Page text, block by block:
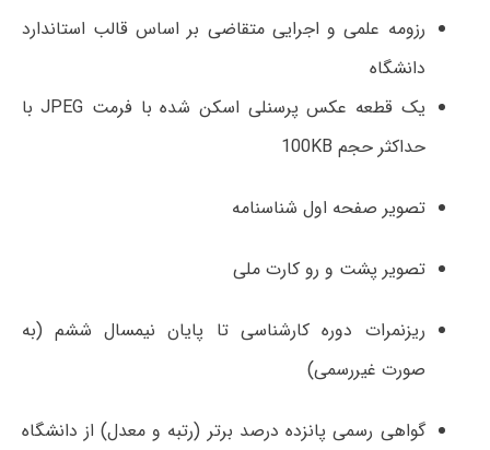
رزومه علمی و اجرایی متقاضی بر اساس قالب استاندارد
دانشگاه
یک قطعه عکس پرسنلی اسکن شده با فرمت JPEG با
حداکثر حجم 100KB
تصویر صفحه اول شناسنامه
تصویر پشت و رو کارت ملی
ریزنمرات دوره کارشناسی تا پایان نیمسال ششم (به
صورت غیررسمی)
گواهی رسمی پانزده درصد برتر (رتبه و معدل) از دانشگاه